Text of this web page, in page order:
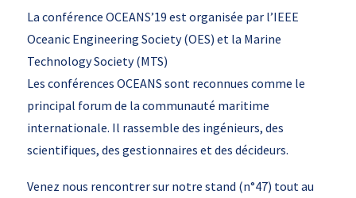
La conférence OCEANS’19 est organisée par l’IEEE
Oceanic Engineering Society (OES) et la Marine
Technology Society (MTS)
Les conférences OCEANS sont reconnues comme le
principal forum de la communauté maritime
internationale. Il rassemble des ingénieurs, des
scientifiques, des gestionnaires et des décideurs.
Venez nous rencontrer sur notre stand (n°47) tout au